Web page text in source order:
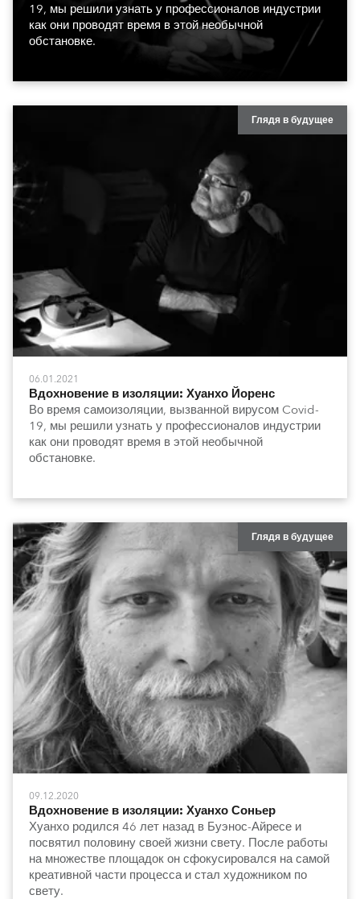
19, мы решили узнать у профессионалов индустрии
как они проводят время в этой необычной
обстановке.
Глядя в будущее
06.01.2021
Вдохновение в изоляции: Хуанхо Йоренс
Во время самоизоляции, вызванной вирусом Covid-
19, мы решили узнать у профессионалов индустрии
как они проводят время в этой необычной
обстановке.
Глядя в будущее
09.12.2020
Вдохновение в изоляции: Хуанхо Соньер
Хуанхо родился 46 лет назад в Буэнос-Айресе и
посвятил половину своей жизни свету. После работы
на множестве площадок он сфокусировался на самой
креативной части процесса и стал художником по
свету.